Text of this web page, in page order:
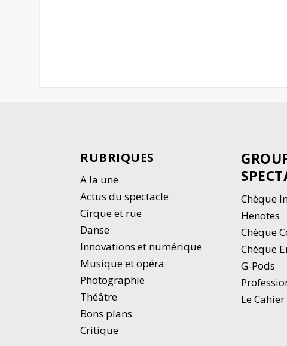
RUBRIQUES
A la une
Actus du spectacle
Cirque et rue
Danse
Innovations et numérique
Musique et opéra
Photographie
Théâtre
Bons plans
Critique
Chèque
Henotes
Chèque
Chèque
G-Pods
Le